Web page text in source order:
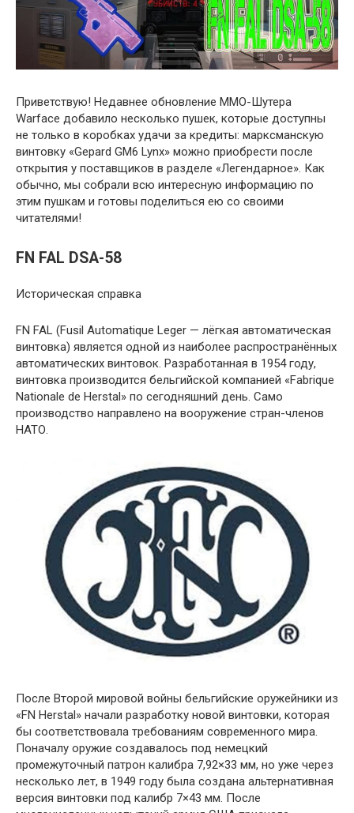
Приветствую! Недавнее обновление ММО-Шутера
Warface добавило несколько пушек, которые доступны
не только в коробках удачи за кредиты: марксманскую
винтовку «Gepard GM6 Lynx» можно приобрести после
открытия у поставщиков в разделе «Легендарное». Как
обычно, мы собрали всю интересную информацию по
этим пушкам и готовы поделиться ею со своими
читателями!
FN FAL DSA-58
Историческая справка
FN FAL (Fusil Automatique Leger — лёгкая автоматическая
винтовка) является одной из наиболее распространённых
автоматических винтовок. Разработанная в 1954 году,
винтовка производится бельгийской компанией «Fabrique
Nationale de Herstal» по сегодняшний день. Само
производство направлено на вооружение стран-членов
НАТО.
После Второй мировой войны бельгийские оружейники из
«FN Herstal» начали разработку новой винтовки, которая
бы соответствовала требованиям современного мира.
Поначалу оружие создавалось под немецкий
промежуточный патрон калибра 7,92×33 мм, но уже через
несколько лет, в 1949 году была создана альтернативная
версия винтовки под калибр 7×43 мм. После